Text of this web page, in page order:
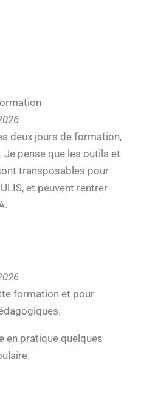
deux jours de formation,
pense que les outils et
transposables pour
et peuvent rentrer
formation et pour
en pratique quelques